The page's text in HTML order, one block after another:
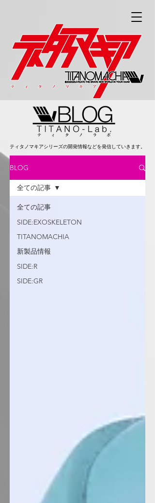
ティタノマキアシリーズの開発情報などを発信していきます。
BLOG
全ての記事
SIDE:EXOSKELETON
TITANOMACHIA
新製品情報
SIDE:R
SIDE:GR
全ての記事